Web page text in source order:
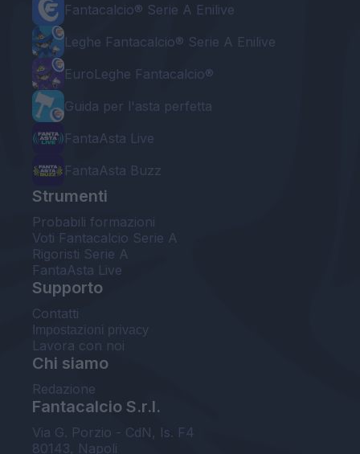
Fantacalcio® Serie A Enilive
Leghe Fantacalcio® Serie A Enilive
EuroLeghe Fantacalcio®
Guida per l'asta perfetta
FantaAsta Live
FantaAsta Buzz
Strumenti
Probabili formazioni
Voti Fantacalcio Serie A
Rigoristi Serie A
FantaAsta Live
Supporto
Contatti
Impostazioni privacy
Lavora con noi
Chi siamo
Redazione
Fantacalcio S.r.l.
Via G. Porzio - CdN, Is. F4
80143, Napoli